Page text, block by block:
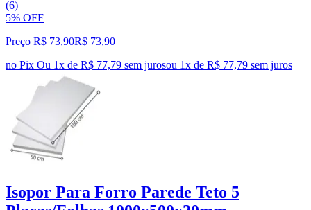
(6)
5% OFF
Preço R$ 73,90R$ 73,90
no Pix Ou 1x de R$ 77,79 sem jurosou 1x de R$ 77,79 sem juros
Isopor Para Forro Parede Teto 5